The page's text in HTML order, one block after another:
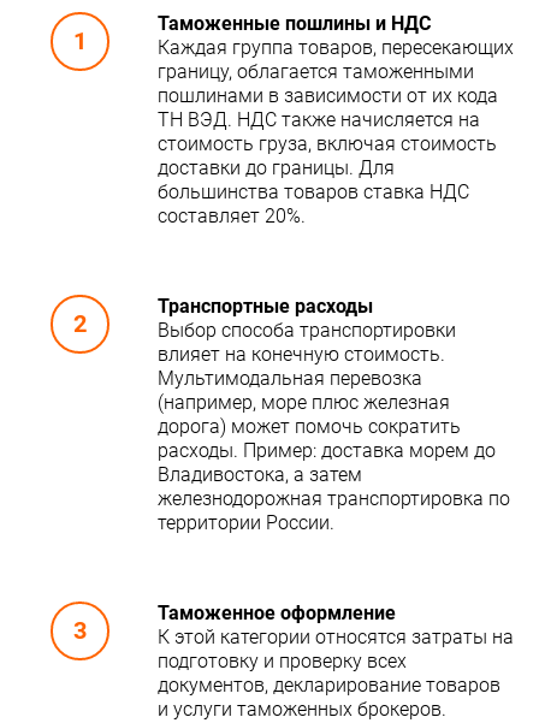
Таможенные пошлины и НДС
Каждая группа товаров, пересекающих
границу, облагается таможенными
пошлинами в зависимости от их кода
ТН ВЭД. НДС также начисляется на
стоимость груза, включая стоимость
доставки до границы. Для
большинства товаров ставка НДС
составляет 20%.
Транспортные расходы
Выбор способа транспортировки
влияет на конечную стоимость.
Мультимодальная перевозка
(например, море плюс железная
дорога) может помочь сократить
расходы. Пример: доставка морем до
Владивостока, а затем
железнодорожная транспортировка по
территории России.
Таможенное оформление
К этой категории относятся затраты на
подготовку и проверку всех
документов, декларирование товаров
и услуги таможенных брокеров.